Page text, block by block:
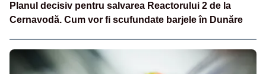
Planul decisiv pentru salvarea Reactorului 2 de la
Cernavodă. Cum vor fi scufundate barjele în Dunăre